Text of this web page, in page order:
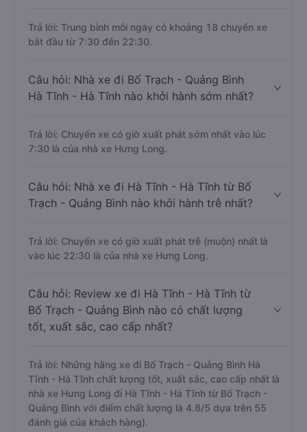
Trả lời: Trung bình mỗi ngày có khoảng 18 chuyến xe
bắt đầu từ 7:30 đến 22:30.
Câu hỏi: Nhà xe đi Bố Trạch - Quảng Bình
Hà Tĩnh - Hà Tĩnh nào khởi hành sớm nhất?
Trả lời: Chuyến xe có giờ xuất phát sớm nhất vào lúc
7:30 là của nhà xe Hưng Long.
Câu hỏi: Nhà xe đi Hà Tĩnh - Hà Tĩnh từ Bố
Trạch - Quảng Bình nào khởi hành trễ nhất?
Trả lời: Chuyến xe có giờ xuất phát trễ (muộn) nhất là
vào lúc 22:30 là của nhà xe Hưng Long.
Câu hỏi: Review xe đi Hà Tĩnh - Hà Tĩnh từ
Bố Trạch - Quảng Bình nào có chất lượng
tốt, xuất sắc, cao cấp nhất?
Trả lời: Những hãng xe đi Bố Trạch - Quảng Bình Hà
Tĩnh - Hà Tĩnh chất lượng tốt, xuất sắc, cao cấp nhất là
nhà xe Hưng Long đi Hà Tĩnh - Hà Tĩnh từ Bố Trạch -
Quảng Bình với điểm chất lượng là 4.8/5 dựa trên 55
đánh giá của khách hàng).